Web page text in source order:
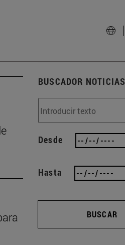
BUSCADOR NOTICIAS
Desde
Hasta
BUSCAR